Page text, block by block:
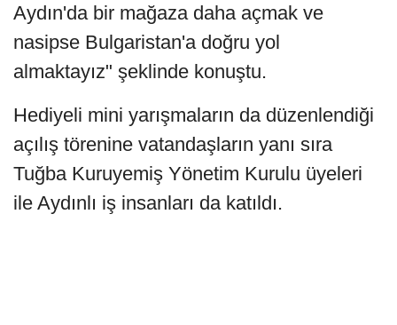
Aydın'da bir mağaza daha açmak ve
nasipse Bulgaristan'a doğru yol
almaktayız" şeklinde konuştu.
Hediyeli mini yarışmaların da düzenlendiği
açılış törenine vatandaşların yanı sıra
Tuğba Kuruyemiş Yönetim Kurulu üyeleri
ile Aydınlı iş insanları da katıldı.